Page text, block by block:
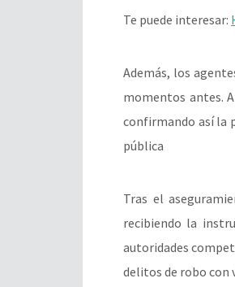
Te puede interesar:
Además, los
momentos antes.
confirmando así la
pública
Tras el
recibiendo la
autoridades
delitos de robo con